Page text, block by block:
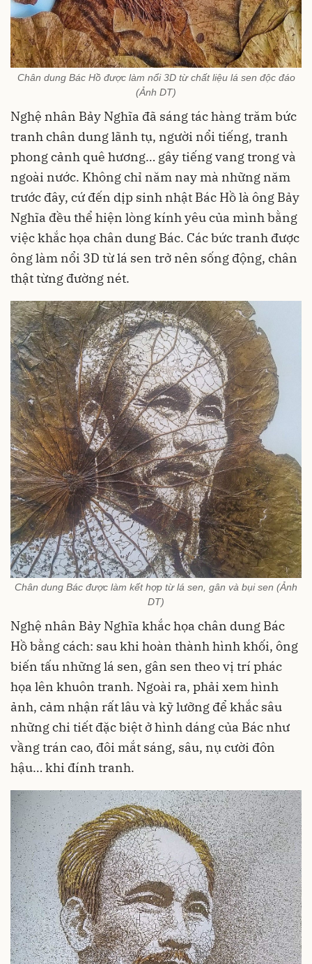
Chân dung Bác Hồ được làm nổi 3D từ chất liệu lá sen độc đáo
(Ảnh DT)
Nghệ nhân Bảy Nghĩa đã sáng tác hàng trăm bức
tranh chân dung lãnh tụ, người nổi tiếng, tranh
phong cảnh quê hương… gây tiếng vang trong và
ngoài nước. Không chỉ năm nay mà những năm
trước đây, cứ đến dịp sinh nhật Bác Hồ là ông Bảy
Nghĩa đều thể hiện lòng kính yêu của mình bằng
việc khắc họa chân dung Bác. Các bức tranh được
ông làm nổi 3D từ lá sen trở nên sống động, chân
thật từng đường nét.
Chân dung Bác được làm kết hợp từ lá sen, gân và bụi sen (Ảnh
DT)
Nghệ nhân Bảy Nghĩa khắc họa chân dung Bác
Hồ bằng cách: sau khi hoàn thành hình khối, ông
biến tấu những lá sen, gân sen theo vị trí phác
họa lên khuôn tranh. Ngoài ra, phải xem hình
ảnh, cảm nhận rất lâu và kỹ lưỡng để khắc sâu
những chi tiết đặc biệt ở hình dáng của Bác như
vầng trán cao, đôi mắt sáng, sâu, nụ cười đôn
hậu… khi đính tranh.